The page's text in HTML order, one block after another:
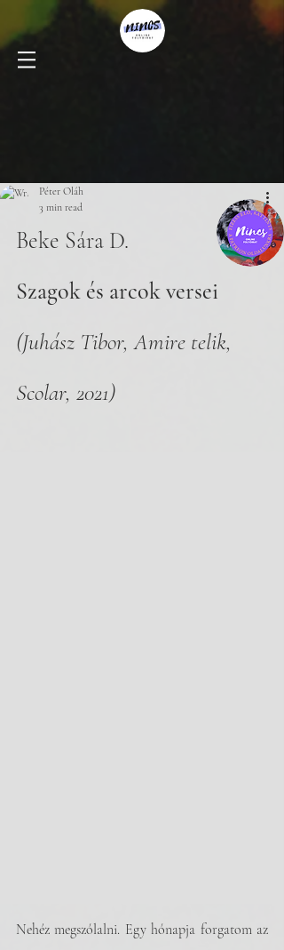
Péter Oláh
3 min read
Beke Sára D.
Szagok és arcok versei
(Juhász Tibor, Amire telik,
Scolar, 2021)